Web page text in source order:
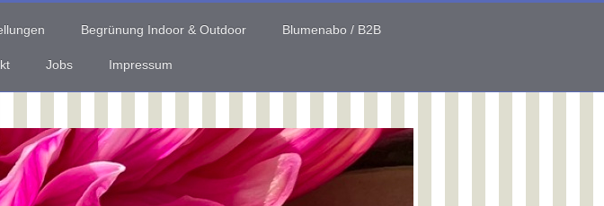
Begrünung Indoor & Outdoor Blumenabo / B2B
Jobs Impressum